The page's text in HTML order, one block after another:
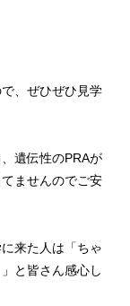
、ぜひぜひ見学
遺伝性のPRAが
ませんのでご安
来た人は「ちゃ
と皆さん感心し